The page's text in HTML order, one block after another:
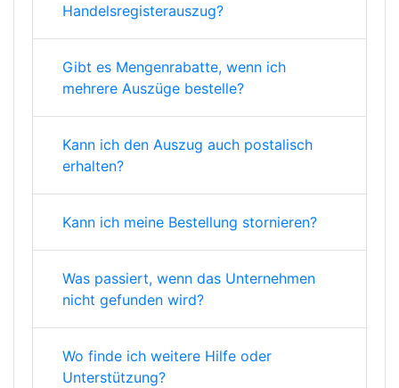
Handelsregisterauszug?
Gibt es Mengenrabatte, wenn ich
mehrere Auszüge bestelle?
Kann ich den Auszug auch postalisch
erhalten?
Kann ich meine Bestellung stornieren?
Was passiert, wenn das Unternehmen
nicht gefunden wird?
Wo finde ich weitere Hilfe oder
Unterstützung?